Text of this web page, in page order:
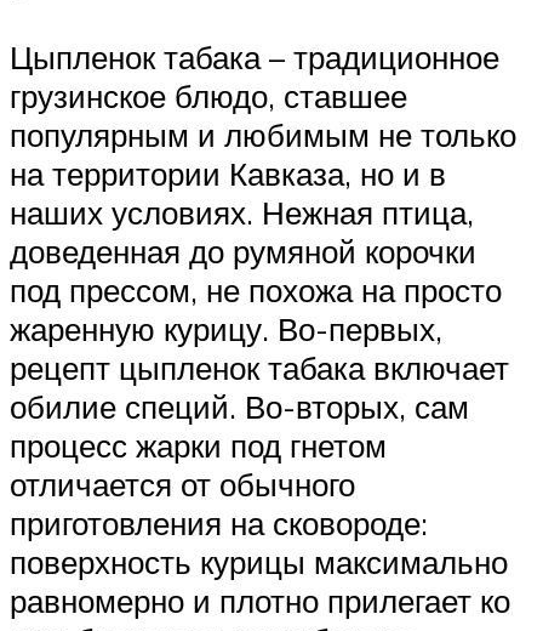
Цыпленок табака – традиционное
грузинское блюдо, ставшее
популярным и любимым не только
на территории Кавказа, но и в
наших условиях. Нежная птица,
доведенная до румяной корочки
под прессом, не похожа на просто
жаренную курицу. Во-первых,
рецепт цыпленок табака включает
обилие специй. Во-вторых, сам
процесс жарки под гнетом
отличается от обычного
приготовления на сковороде:
поверхность курицы максимально
равномерно и плотно прилегает ко